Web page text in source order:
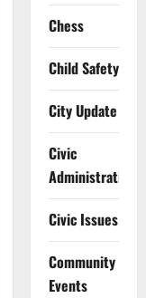
Chess
Child Safety
City Update
Civic
Administration
Civic Issues
Community
Events